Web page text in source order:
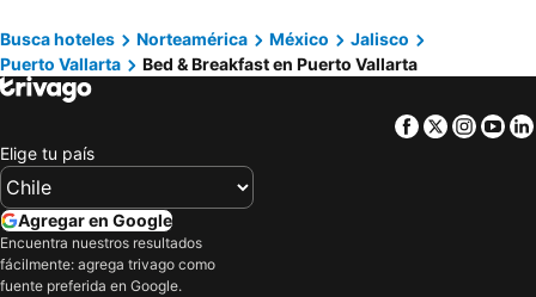
Busca hoteles Norteamérica México
Jalisco
Puerto Vallarta
Bed & Breakfast en Puerto Vallarta
Facebook
Twitter
Elige tu país
Agregar en Google
Encuentra nuestros resultados
fácilmente: agrega trivago como
fuente preferida en Google.